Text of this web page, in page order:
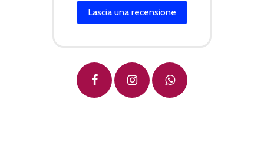
Lascia una recensione